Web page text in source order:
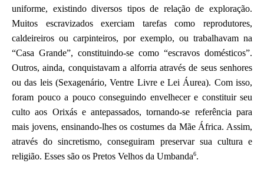
uniforme, existindo diversos tipos de relação de exploração.
Muitos escravizados exerciam tarefas como reprodutores,
caldeireiros ou carpinteiros, por exemplo, ou trabalhavam na
“Casa Grande”, constituindo-se como “escravos domésticos”.
Outros, ainda, conquistavam a alforria através de seus senhores
ou das leis (Sexagenário, Ventre Livre e Lei Áurea). Com isso,
foram pouco a pouco conseguindo envelhecer e constituir seu
culto aos Orixás e antepassados, tornando-se referência para
mais jovens, ensinando-lhes os costumes da Mãe África. Assim,
através do sincretismo, conseguiram preservar sua cultura e
religião. Esses são os Pretos Velhos da Umbanda6.